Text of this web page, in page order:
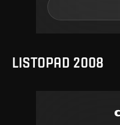
LISTOPAD 2008